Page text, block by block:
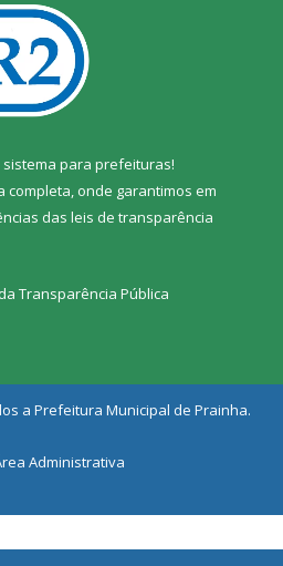
sistema para prefeituras!
completa, onde garantimos em
das leis de transparência
Transparência Pública
a Prefeitura Municipal de Prainha.
Administrativa